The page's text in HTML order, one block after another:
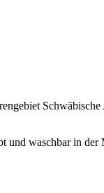
waschbar in der